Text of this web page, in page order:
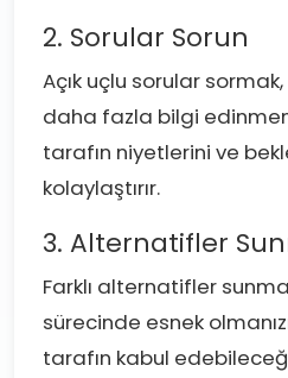
2. Sorular Sorun
Açık uçlu sorular
daha fazla bilgi
tarafın niyetlerini ve
kolaylaştırır.
3. Alternatifler
Farklı alternatifler
sürecinde esnek
tarafın kabul